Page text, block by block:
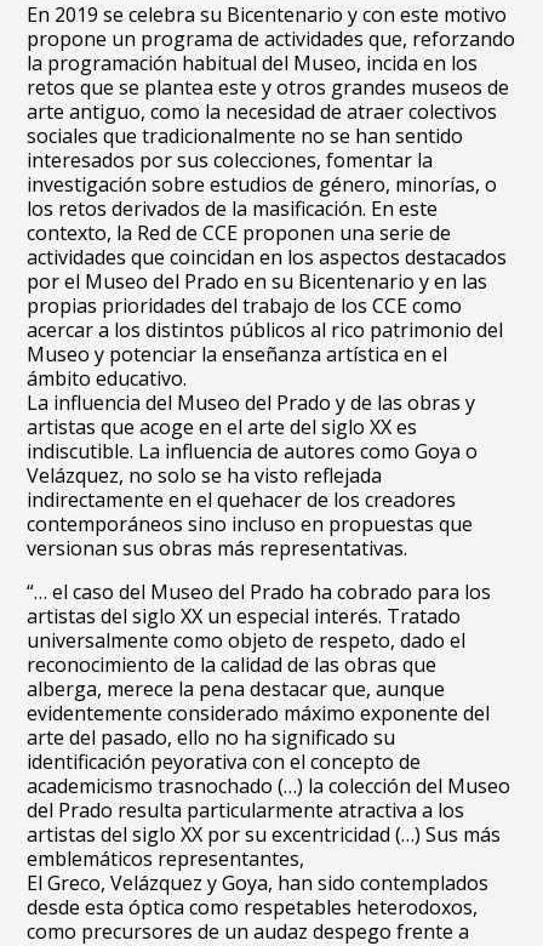
En 2019 se celebra su Bicentenario y con este motivo
propone un programa de actividades que, reforzando
la programación habitual del Museo, incida en los
retos que se plantea este y otros grandes museos de
arte antiguo, como la necesidad de atraer colectivos
sociales que tradicionalmente no se han sentido
interesados por sus colecciones, fomentar la
investigación sobre estudios de género, minorías, o
los retos derivados de la masificación. En este
contexto, la Red de CCE proponen una serie de
actividades que coincidan en los aspectos destacados
por el Museo del Prado en su Bicentenario y en las
propias prioridades del trabajo de los CCE como
acercar a los distintos públicos al rico patrimonio del
Museo y potenciar la enseñanza artística en el
ámbito educativo.
La influencia del Museo del Prado y de las obras y
artistas que acoge en el arte del siglo XX es
indiscutible. La influencia de autores como Goya o
Velázquez, no solo se ha visto reflejada
indirectamente en el quehacer de los creadores
contemporáneos sino incluso en propuestas que
versionan sus obras más representativas.
“… el caso del Museo del Prado ha cobrado para los
artistas del siglo XX un especial interés. Tratado
universalmente como objeto de respeto, dado el
reconocimiento de la calidad de las obras que
alberga, merece la pena destacar que, aunque
evidentemente considerado máximo exponente del
arte del pasado, ello no ha significado su
identificación peyorativa con el concepto de
academicismo trasnochado (…) la colección del Museo
del Prado resulta particularmente atractiva a los
artistas del siglo XX por su excentricidad (…) Sus más
emblemáticos representantes,
El Greco, Velázquez y Goya, han sido contemplados
desde esta óptica como respetables heterodoxos,
como precursores de un audaz despego frente a